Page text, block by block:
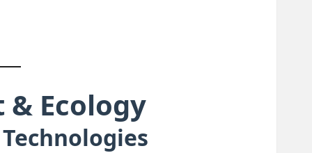
Ecology